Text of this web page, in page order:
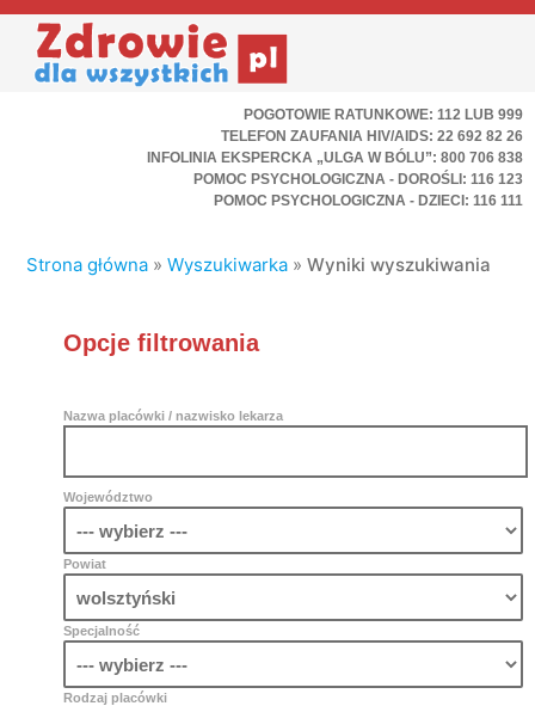
POGOTOWIE RATUNKOWE: 112 LUB 999
TELEFON ZAUFANIA HIV/AIDS: 22 692 82 26
INFOLINIA EKSPERCKA „ULGA W BÓLU”: 800 706 838
POMOC PSYCHOLOGICZNA - DOROŚLI: 116 123
POMOC PSYCHOLOGICZNA - DZIECI: 116 111
Strona główna »Wyszukiwarka »Wyniki wyszukiwania
Opcje filtrowania
Nazwa placówki / nazwisko lekarza
Województwo
Powiat
Specjalność
Rodzaj placówki